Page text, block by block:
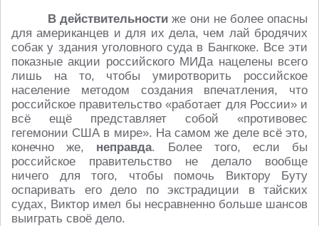
В действительности же они не более опасны
для американцев и для их дела, чем лай бродячих
собак у здания уголовного суда в Бангкоке. Все эти
показные акции российского МИДа нацелены всего
лишь на то, чтобы умиротворить российское
население методом создания впечатления, что
российское правительство «работает для России» и
всё ещё представляет собой «противовес
гегемонии США в мире». На самом же деле всё это,
конечно же, неправда. Более того, если бы
российское правительство не делало вообще
ничего для того, чтобы помочь Виктору Буту
оспаривать его дело по экстрадиции в тайских
судах, Виктор имел бы несравненно больше шансов
выиграть своё дело.